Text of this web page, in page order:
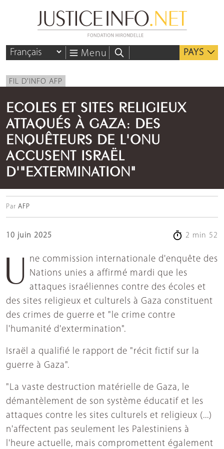
Menu PAYS
FIL D'INFO AFP
ECOLES ET SITES RELIGIEUX
ATTAQUÉS À GAZA: DES
ENQUÊTEURS DE L'ONU
ACCUSENT ISRAËL
D'"EXTERMINATION"
Par AFP
10 juin 2025 2 min 52
Nations unies a affirmé mardi que les
attaques israéliennes contre des écoles et
des sites religieux et culturels à Gaza constituent
des crimes de guerre et "le crime contre
l'humanité d'extermination".
Israël a qualifié le rapport de "récit fictif sur la
guerre à Gaza".
"La vaste destruction matérielle de Gaza, le
démantèlement de son système éducatif et les
attaques contre les sites culturels et religieux (...)
n'affectent pas seulement les Palestiniens à
l'heure actuelle, mais compromettent également